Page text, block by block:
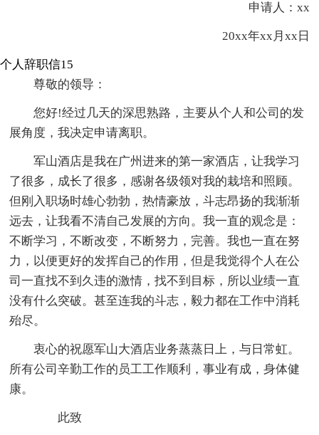
申请人：xx
20xx年xx月xx日
个人辞职信15
尊敬的领导：
您好!经过几天的深思熟路，主要从个人和公司的发
展角度，我决定申请离职。
军山酒店是我在广州进来的第一家酒店，让我学习
了很多，成长了很多，感谢各级领对我的栽培和照顾。
但刚入职场时雄心勃勃，热情豪放，斗志昂扬的我渐渐
远去，让我看不清自己发展的方向。我一直的观念是：
不断学习，不断改变，不断努力，完善。我也一直在努
力，以便更好的发挥自己的作用，但是我觉得个人在公
司一直找不到久违的激情，找不到目标，所以业绩一直
没有什么突破。甚至连我的斗志，毅力都在工作中消耗
殆尽。
衷心的祝愿军山大酒店业务蒸蒸日上，与日常虹。
所有公司辛勤工作的员工工作顺利，事业有成，身体健
康。
此致